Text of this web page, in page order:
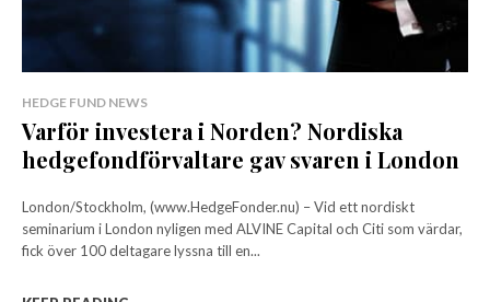
HEDGE FUND NEWS
Varför investera i Norden? Nordiska
hedgefondförvaltare gav svaren i London
London/Stockholm, (www.HedgeFonder.nu) – Vid ett nordiskt
seminarium i London nyligen med ALVINE Capital och Citi som värdar,
fick över 100 deltagare lyssna till en...